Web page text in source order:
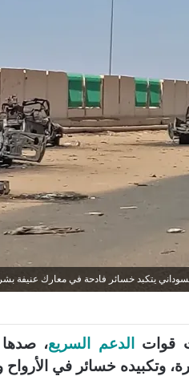
يتكبد خسائر فادحة في معارك عنيفة
قوات الدعم السريع، صدها
وتكبيده خسائر في الأرواح